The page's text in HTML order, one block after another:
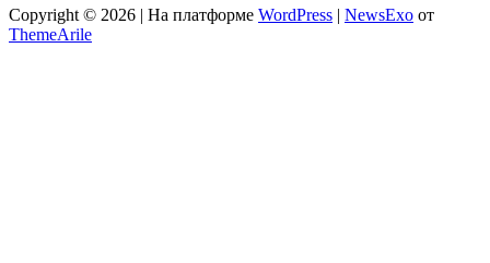
Copyright © 2026 | На платформе WordPress NewsExo от
ThemeArile